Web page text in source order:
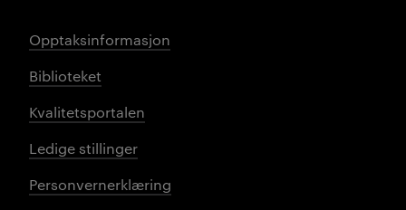
Opptaksinformasjon
Biblioteket
Kvalitetsportalen
Ledige stillinger
Personvernerklæring